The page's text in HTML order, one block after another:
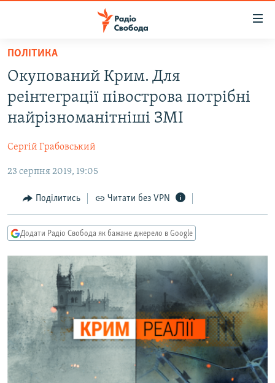
Перейти
основного
матеріалу
Перейти
до
основної
навігації
Перейти
пошуку
ВСЕ ЗА ДОБУ
СТАТТІ
ЕКОНОМІКА
СУСПІЛЬСТВО
КУЛЬТУРА
УКРАЇНА
РОСІЙСЬКА «ФІЛЬТРАЦІЯ»
ДОНБАС.РЕАЛІЇ
КРИМ.РЕАЛІЇ
СХЕМИ
ПРИАЗОВ’Я
КИТАЙ.ВИКЛИКИ
МУЛЬТИМЕДІА
ФОТО
СПЕЦПРОЄКТИ
ПОДКАСТИ
ПОЛІТИКА
Окупований Крим. Для
реінтеграції півострова потрібні
найрізноманітніші ЗМІ
Сергій Грабовський
23 серпня 2019, 19:05
Поділитись Читати без VPN
Додати Радіо Свобода як бажане джерело в Google